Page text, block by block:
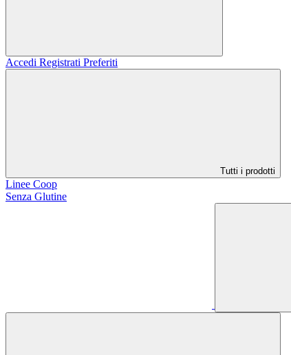
Accedi Registrati Preferiti
Tutti i prodotti
Linee Coop
Senza Glutine